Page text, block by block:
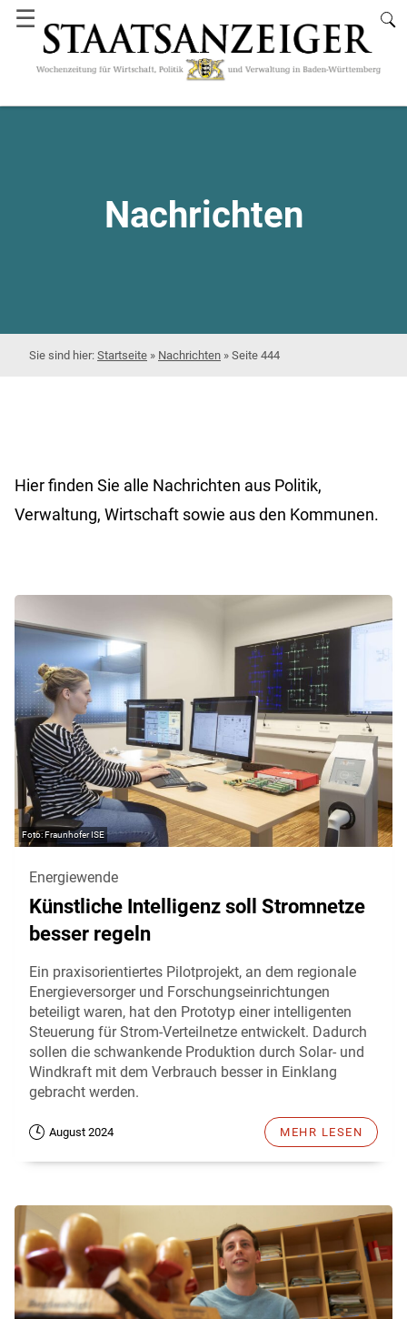
☰
Nachrichten
Startseite » Nachrichten » Seite 444
Hier finden Sie alle Nachrichten aus Politik,
Verwaltung, Wirtschaft sowie aus den Kommunen.
Fraunhofer ISE
Energiewende
Künstliche Intelligenz soll Stromnetze
besser regeln
Ein praxisorientiertes Pilotprojekt, an dem regionale
Energieversorger und Forschungseinrichtungen
beteiligt waren, hat den Prototyp einer intelligenten
Steuerung für Strom-Verteilnetze entwickelt. Dadurch
sollen die schwankende Produktion durch Solar- und
Windkraft mit dem Verbrauch besser in Einklang
gebracht werden.
August 2024 MEHR LESEN